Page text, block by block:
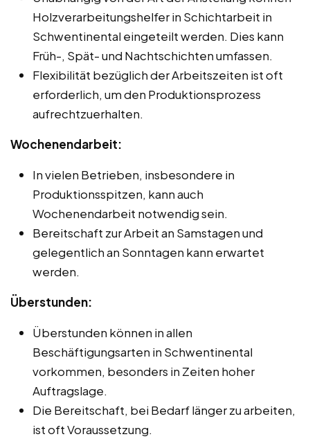
Holzverarbeitungshelfer in Schichtarbeit in
Schwentinental eingeteilt werden. Dies kann
Früh-, Spät- und Nachtschichten umfassen.
Flexibilität bezüglich der Arbeitszeiten ist oft
erforderlich, um den Produktionsprozess
aufrechtzuerhalten.
Wochenendarbeit:
In vielen Betrieben, insbesondere in
Produktionsspitzen, kann auch
Wochenendarbeit notwendig sein.
Bereitschaft zur Arbeit an Samstagen und
gelegentlich an Sonntagen kann erwartet
werden.
Überstunden:
Überstunden können in allen
Beschäftigungsarten in Schwentinental
vorkommen, besonders in Zeiten hoher
Auftragslage.
Die Bereitschaft, bei Bedarf länger zu arbeiten,
ist oft Voraussetzung.